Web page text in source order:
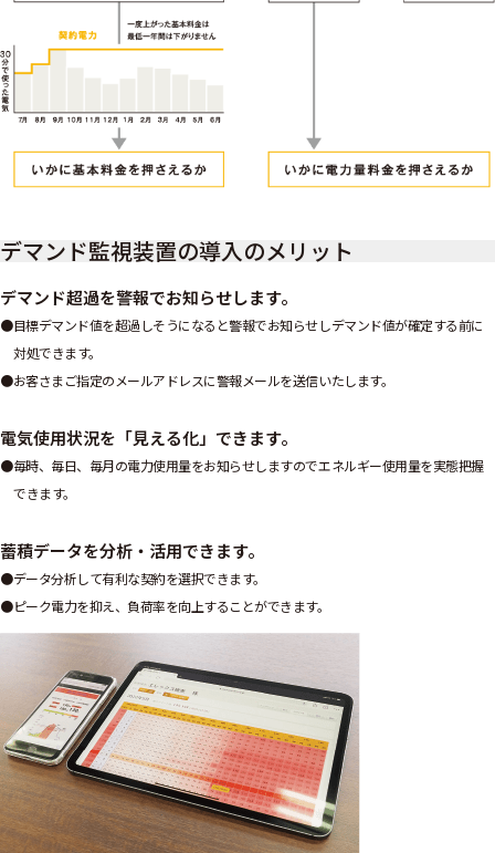
デマンド監視装置の導入のメリット
デマンド超過を警報でお知らせします。
目標デマンド値を超過しそうになると警報でお知らせしデマンド値が確定する前に
対処できます。
お客さまご指定のメールアドレスに警報メールを送信いたします。
電気使用状況を「見える化」できます。
毎時、毎日、毎月の電力使用量をお知らせしますのでエネルギー使用量を実態把握
できます。
蓄積データを分析・活用できます。
データ分析して有利な契約を選択できます。
ピーク電力を抑え、負荷率を向上することができます。